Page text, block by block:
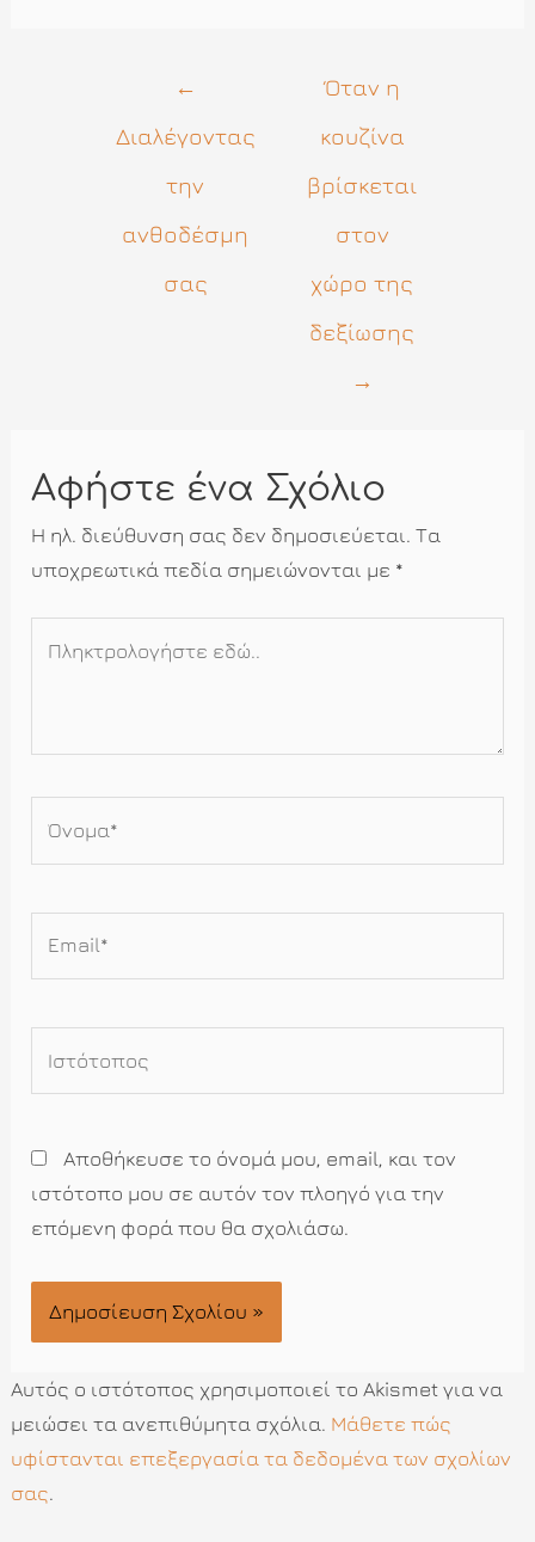
←
Διαλέγοντας
την
ανθοδέσμη
σας
Όταν η
κουζίνα
βρίσκεται
στον
χώρο της
δεξίωσης
→
Αφήστε ένα Σχόλιο
Η ηλ. διεύθυνση σας δεν δημοσιεύεται. Τα
υποχρεωτικά πεδία σημειώνονται με *
Αποθήκευσε το όνομά μου, email, και τον
ιστότοπο μου σε αυτόν τον πλοηγό για την
επόμενη φορά που θα σχολιάσω.
Αυτός ο ιστότοπος χρησιμοποιεί το Akismet για να
μειώσει τα ανεπιθύμητα σχόλια. Μάθετε πώς
υφίστανται επεξεργασία τα δεδομένα των σχολίων
σας.